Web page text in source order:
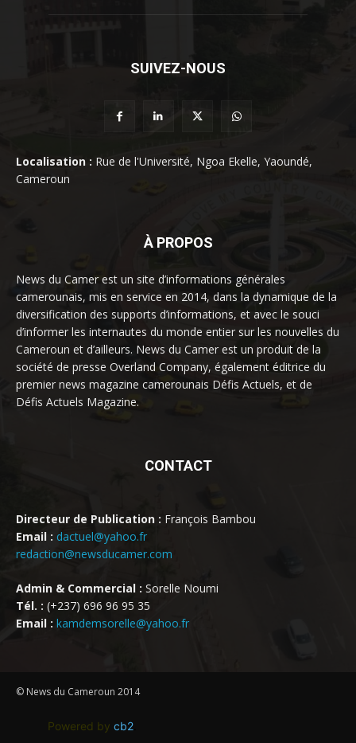
SUIVEZ-NOUS
Localisation : Rue de l'Université, Ngoa Ekelle, Yaoundé,
Cameroun
À PROPOS
News du Camer est un site d’informations générales
camerounais, mis en service en 2014, dans la dynamique de la
diversification des supports d’informations, et avec le souci
d’informer les internautes du monde entier sur les nouvelles du
Cameroun et d’ailleurs. News du Camer est un produit de la
société de presse Overland Company, également éditrice du
premier news magazine camerounais Défis Actuels, et de
Défis Actuels Magazine.
CONTACT
Directeur de Publication : François Bambou
Email : dactuel@yahoo.fr
redaction@newsducamer.com
Admin & Commercial : Sorelle Noumi
Tél. : (+237) 696 96 95 35
Email : kamdemsorelle@yahoo.fr
© News du Cameroun 2014
Powered by cb2